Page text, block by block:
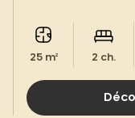
25 m² 2 ch.